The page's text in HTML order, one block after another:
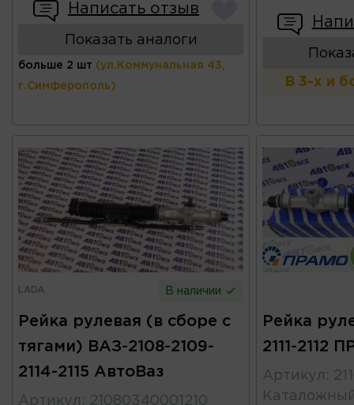
Написать отзыв
Показать аналоги
больше 2 шт (ул.Коммунальная 43,
г.Симферополь) В 3-х и
LADA В наличии
Рейка рулевая (в сборе с
тягами) ВАЗ-2108-2109-
2114-2115 АвтоВаз
Артикул : 21080340001210
Рейка
2111-2112
Артикул :